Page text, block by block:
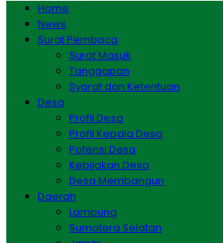
Home
News
Surat Pembaca
Surat Masuk
Tanggapan
Syarat dan Ketentuan
Desa
Profil Desa
Profil Kepala Desa
Potensi Desa
Kebijakan Desa
Desa Membangun
Daerah
Lampung
Sumatera Selatan